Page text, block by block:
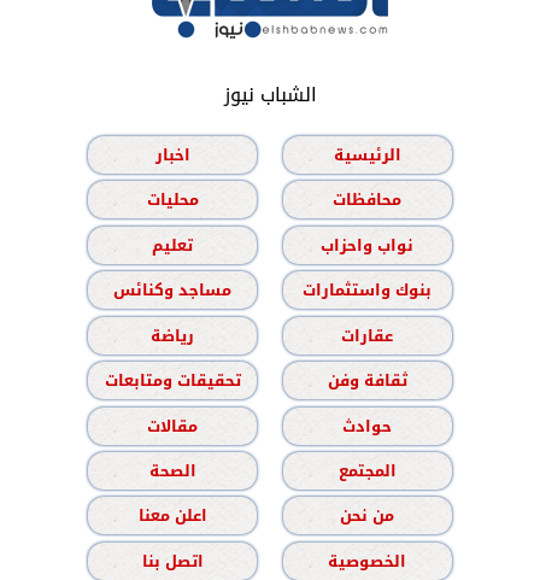
الشباب نيوز
الرئيسية
اخبار
محافظات
محليات
نواب واحزاب
تعليم
بنوك واستثمارات
مساجد وكنائس
عقارات
رياضة
ثقافة وفن
تحقيقات ومتابعات
حوادث
مقالات
المجتمع
الصحة
من نحن
اعلن معنا
الخصوصية
اتصل بنا